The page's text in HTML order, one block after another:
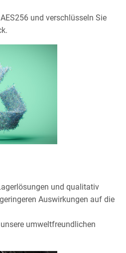
und verschlüsseln Sie
und qualitativ
Auswirkungen auf die
umweltfreundlichen